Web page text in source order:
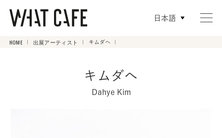
日本語
HOME 出展アーティスト キムダへ
キムダへ
Dahye Kim